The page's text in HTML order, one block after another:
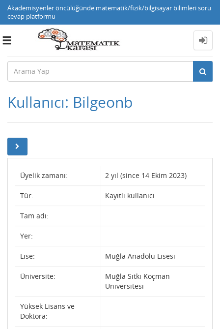
Akademisyenler öncülüğünde matematik/fizik/bilgisayar bilimleri soru
cevap platformu
Toggle
Kullanıcı: Bilgeonb
Üyelik zamanı: 2 yıl (since 14 Ekim 2023)
Tür: Kayıtlı kullanıcı
Tam adı:
Yer:
Lise: Muğla Anadolu Lisesi
Üniversite:
Muğla Sıtkı Koçman
Üniversitesi
Yüksek Lisans ve
Doktora: